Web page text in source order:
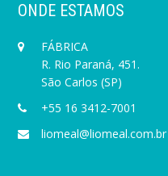
ONDE ESTAMOS
FÁBRICA
R. Rio Paraná, 451.
São Carlos (SP)
+55 16 3412-7001
liomeal@liomeal.com.br